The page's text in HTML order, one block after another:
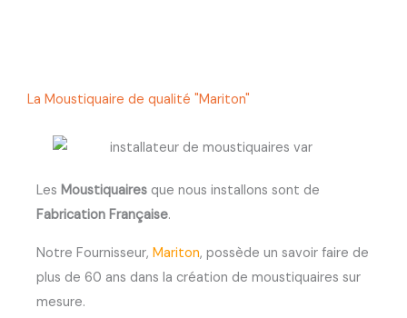
La Moustiquaire de qualité "Mariton"
Les Moustiquaires que nous installons sont de
Fabrication Française.
Notre Fournisseur, Mariton, possède un savoir faire de
plus de 60 ans dans la création de moustiquaires sur
mesure.